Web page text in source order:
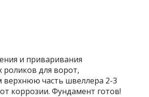
и приваривания
для ворот,
часть швеллера 2-3
коррозии. Фундамент готов!